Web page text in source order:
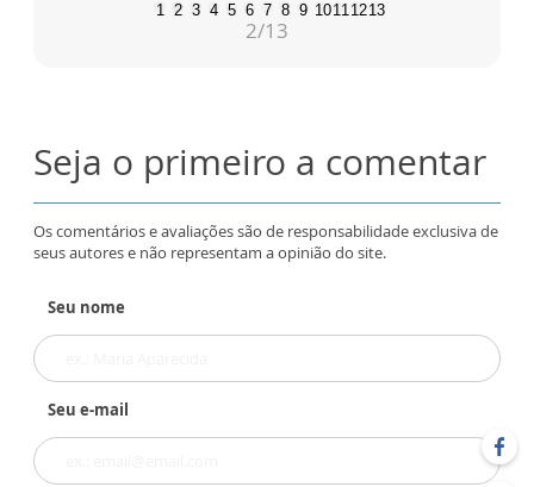
1 2 3 4 5 6 7 8 9 10111213
2/13
Seja o primeiro a comentar
Os comentários e avaliações são de responsabilidade exclusiva de
seus autores e não representam a opinião do site.
Seu nome
Seu e-mail